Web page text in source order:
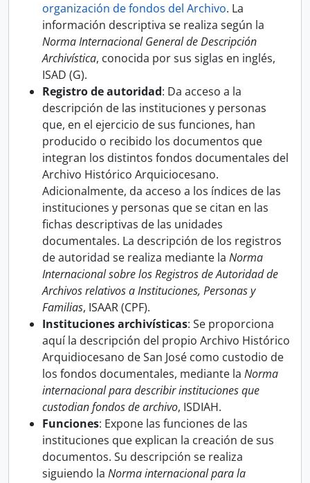
organización de fondos del Archivo. La
información descriptiva se realiza según la
Norma Internacional General de Descripción
Archivística, conocida por sus siglas en inglés,
ISAD (G).
Registro de autoridad: Da acceso a la
descripción de las instituciones y personas
que, en el ejercicio de sus funciones, han
producido o recibido los documentos que
integran los distintos fondos documentales del
Archivo Histórico Arquiciocesano.
Adicionalmente, da acceso a los índices de las
instituciones y personas que se citan en las
fichas descriptivas de las unidades
documentales. La descripción de los registros
de autoridad se realiza mediante la Norma
Internacional sobre los Registros de Autoridad de
Archivos relativos a Instituciones, Personas y
Familias, ISAAR (CPF).
Instituciones archivísticas: Se proporciona
aquí la descripción del propio Archivo Histórico
Arquidiocesano de San José como custodio de
los fondos documentales, mediante la Norma
internacional para describir instituciones que
custodian fondos de archivo, ISDIAH.
Funciones: Expone las funciones de las
instituciones que explican la creación de sus
documentos. Su descripción se realiza
siguiendo la Norma internacional para la